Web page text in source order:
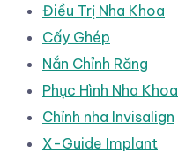
Điều Trị Nha Khoa
Cấy Ghép
Nắn Chỉnh Răng
Phục Hình Nha Khoa
Chỉnh nha Invisalign
X-Guide Implant